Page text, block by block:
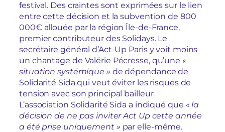
festival. Des craintes sont exprimées sur le lien
entre cette décision et la subvention de 800
000€ allouée par la région Île-de-France,
premier contributeur des Solidays. Le
secrétaire général d’Act-Up Paris y voit moins
un chantage de Valérie Pécresse, qu’une «
situation systémique » de dépendance de
Solidarité Sida qui veut éviter les risques de
tension avec son principal bailleur.
L’association Solidarité Sida a indiqué que « la
décision de ne pas inviter Act Up cette année
a été prise uniquement » par elle-même.